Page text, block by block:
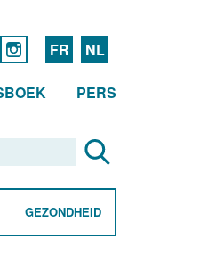
FR NL
PERS
GEZONDHEID